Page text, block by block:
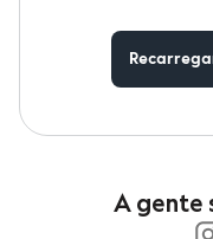
Camisetas e Regatas
Casacos e Jaquetas
Acessórios
Bolsas e Mochilas
A gente